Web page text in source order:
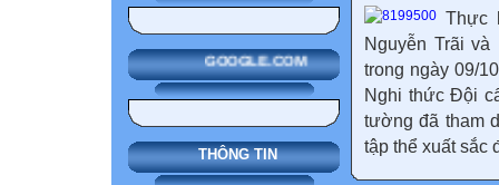
GOOGLE.COM
THÔNG TIN
Thực
Nguyễn Trãi
trong ngày 09/
Nghi thức Đội
tường đã tham
tập thể xuất sắc